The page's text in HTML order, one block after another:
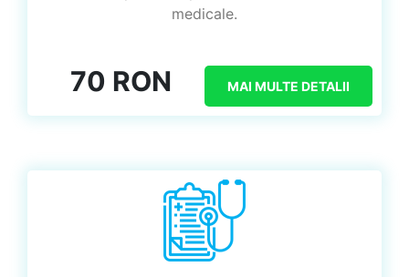
medicale.
70 RON MAI MULTE DETALII